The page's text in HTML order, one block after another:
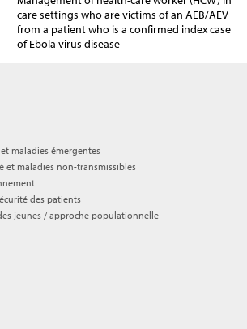
care settings who are victims of an AEB/AEV
from a patient who is a confirmed index case
of Ebola virus disease
maladies émergentes
et maladies non-transmissibles
des patients
jeunes / approche populationnelle